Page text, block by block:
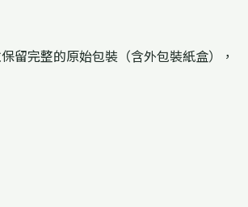
留完整的原始包裝（含外包裝紙盒），